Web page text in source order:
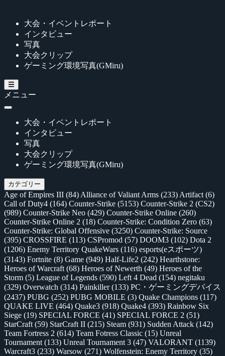
大会・イベントレポート
インタビュー
写真
大会クリップ
ゲーミング環境写真(GMiru)
メニュー
大会・イベントレポート
インタビュー
写真
大会クリップ
ゲーミング環境写真(GMiru)
カテゴリー
Age of Empires III (84) Alliance of Valiant Arms (233) Artifact (6)
Call of Duty4 (164) Counter-Strike (5153) Counter-Strike 2 (CS2)
(989) Counter-Strike Neo (429) Counter-Strike Online (260)
Counter-Strike Online 2 (18) Counter-Strike: Condition Zero (63)
Counter-Strike: Global Offensive (3250) Counter-Strike: Source
(395) CROSSFIRE (113) CSPromod (57) DOOM3 (102) Dota 2
(1206) Enemy Territory QuakeWars (116) esports(eスポーツ)
(3143) Fortnite (8) Game (949) Half-Life2 (242) Hearthstone:
Heroes of Warcraft (68) Heroes of Newerth (49) Heroes of the
Storm (5) League of Legends (590) Left 4 Dead (154) negitaku
(329) Overwatch (314) Painkiller(133) PC・ゲーミングデバイス
(2437) PUBG (252) PUBG MOBILE (3) Quake Champions (117)
QUAKE LIVE (464) Quake3 (918) Quake4 (393) Rainbow Six
Siege (19) SPECIAL FORCE (41) SPECIAL FORCE 2 (51)
StarCraft (59) StarCraft II (215) Steam (931) Sudden Attack (142)
Team Fortress 2 (614) Team Fotress Classic (15) Unreal
Tournament (133) Unreal Tournament 3 (47) VALORANT (1139)
Warcraft3 (233) Warsow (271) Wolfenstein: Enemy Territory (35)